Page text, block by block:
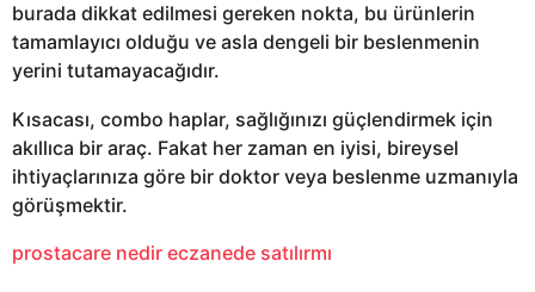
burada dikkat edilmesi gereken nokta, bu ürünlerin
tamamlayıcı olduğu ve asla dengeli bir beslenmenin
yerini tutamayacağıdır.
Kısacası, combo haplar, sağlığınızı güçlendirmek için
akıllıca bir araç. Fakat her zaman en iyisi, bireysel
ihtiyaçlarınıza göre bir doktor veya beslenme uzmanıyla
görüşmektir.
prostacare nedir eczanede satılırmı